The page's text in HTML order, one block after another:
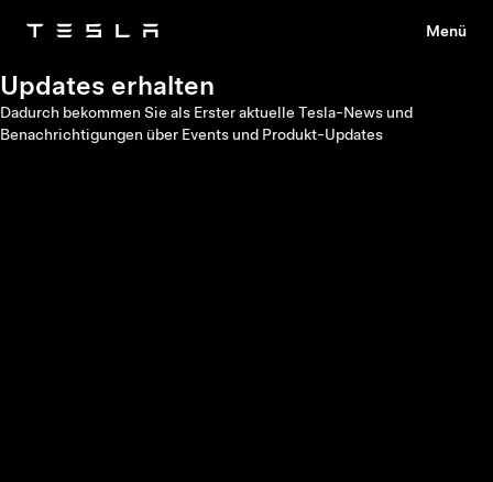
Tesla Menü
Updates erhalten
Dadurch bekommen Sie als Erster aktuelle Tesla-News und
Benachrichtigungen über Events und Produkt-Updates